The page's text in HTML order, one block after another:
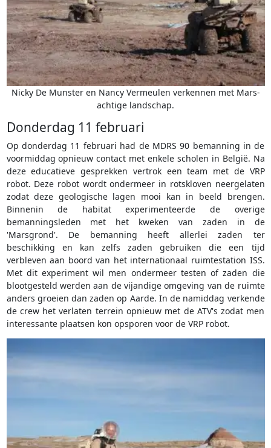
Nicky De Munster en Nancy Vermeulen verkennen met Mars-
achtige landschap.
Donderdag 11 februari
Op donderdag 11 februari had de MDRS 90 bemanning in de
voormiddag opnieuw contact met enkele scholen in België. Na
deze educatieve gesprekken vertrok een team met de VRP
robot. Deze robot wordt ondermeer in rotskloven neergelaten
zodat deze geologische lagen mooi kan in beeld brengen.
Binnenin de habitat experimenteerde de overige
bemanningsleden met het kweken van zaden in de
'Marsgrond'. De bemanning heeft allerlei zaden ter
beschikking en kan zelfs zaden gebruiken die een tijd
verbleven aan boord van het internationaal ruimtestation ISS.
Met dit experiment wil men ondermeer testen of zaden die
blootgesteld werden aan de vijandige omgeving van de ruimte
anders groeien dan zaden op Aarde. In de namiddag verkende
de crew het verlaten terrein opnieuw met de ATV's zodat men
interessante plaatsen kon opsporen voor de VRP robot.